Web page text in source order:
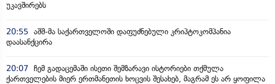
უკავშირებს
20:55 აშშ-მა საქართველოში დაფუძნებული კრიპტოკომპანია
დაასანქცირა
20:07 ჩემ გადაცემაში ისეთი შემზარავი ისტორიები თქმულა
ქართველების მიერ ერთმანეთის ხოცვის შესახებ, მაგრამ ეს არ ყოფილა